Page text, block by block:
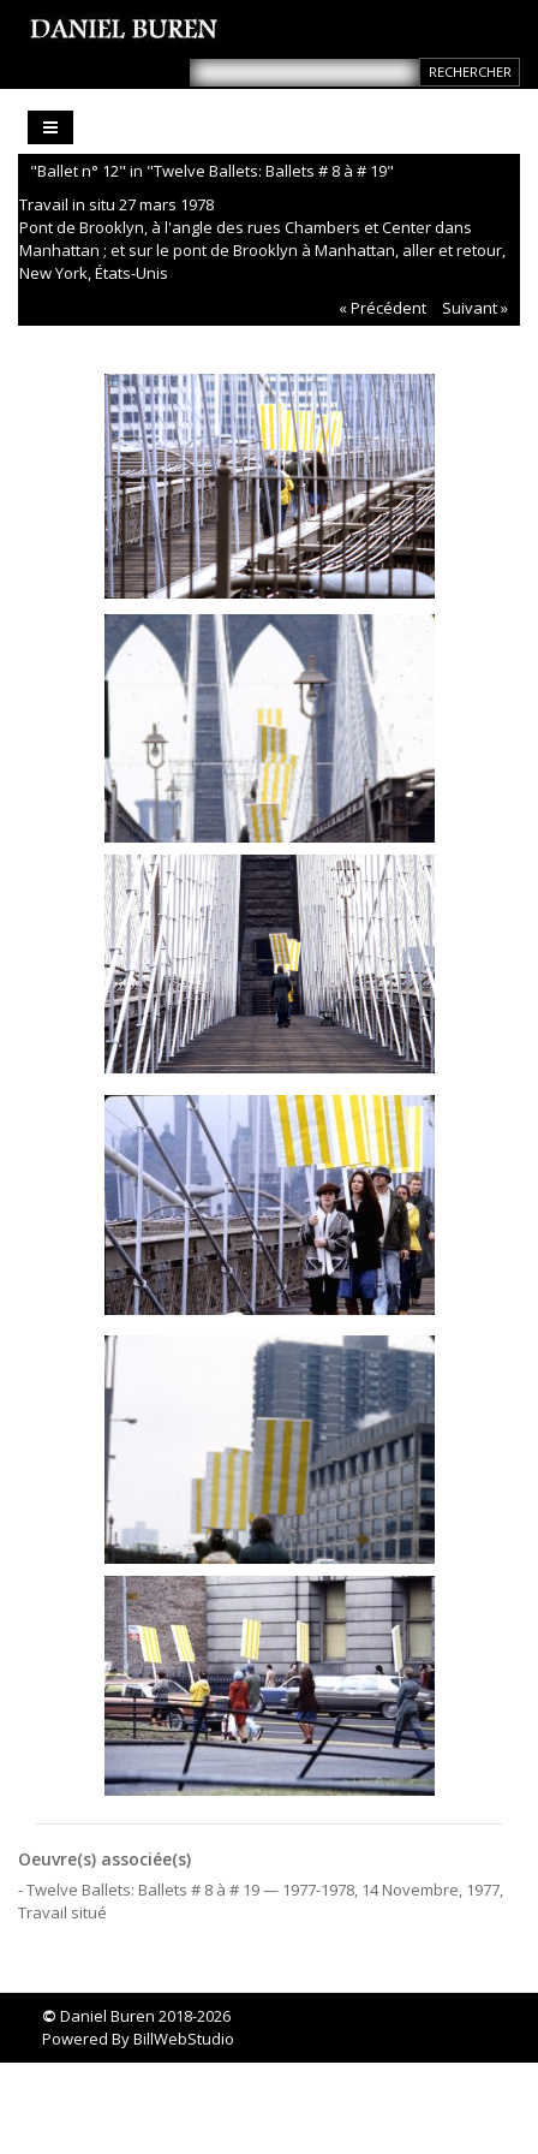
"Ballet n° 12" in "Twelve Ballets: Ballets # 8 à # 19"
Travail in situ 27 mars 1978
Pont de Brooklyn, à l'angle des rues Chambers et Center dans
Manhattan ; et sur le pont de Brooklyn à Manhattan, aller et retour,
New York, États-Unis
« Précédent
Suivant »
Oeuvre(s) associée(s)
- Twelve Ballets: Ballets # 8 à # 19 — 1977-1978, 14 Novembre, 1977,
Travail situé
© Daniel Buren 2018-2026
Powered ByBillWebStudio